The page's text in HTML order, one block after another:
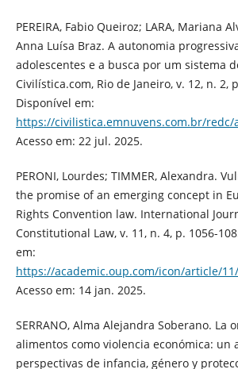
PEREIRA, Fabio Queiroz; LARA, Mariana
Anna Luísa Braz. A autonomia
adolescentes e a busca por um sistema
Civilística.com, Rio de Janeiro, v. 12, n. 2,
Disponível em:
https://civilistica.emnuvens.com.br/redc/
Acesso em: 22 jul. 2025.
PERONI, Lourdes; TIMMER, Alexandra.
the promise of an emerging concept in
Rights Convention law. International
Constitutional Law, v. 11, n. 4, p. 1056-
em:
https://academic.oup.com/icon/article/
Acesso em: 14 jan. 2025.
SERRANO, Alma Alejandra Soberano. La
alimentos como violencia económica: un
perspectivas de infancia, género y